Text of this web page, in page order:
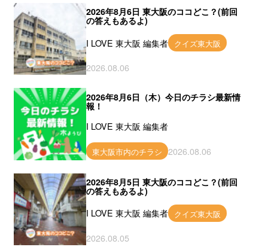
2026年8月6日 東大阪のココどこ？(前回
の答えもあるよ)
I LOVE 東大阪 編集者 クイズ東大阪
2026.08.06
2026年8月6日（木）今日のチラシ最新情
報！
I LOVE 東大阪 編集者
東大阪市内のチラシ 2026.08.06
2026年8月5日 東大阪のココどこ？(前回
の答えもあるよ)
I LOVE 東大阪 編集者 クイズ東大阪
2026.08.05